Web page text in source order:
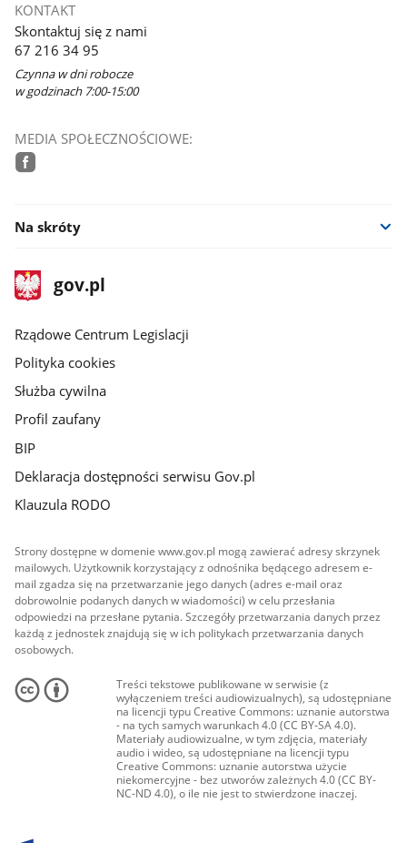
KONTAKT
Skontaktuj się z nami
67 216 34 95
Czynna w dni robocze
w godzinach 7:00-15:00
MEDIA SPOŁECZNOŚCIOWE:
Na skróty
stopka
gov.plStrona
gov.pl
Rządowe Centrum Legislacji
Polityka cookies
Służba cywilna
Profil zaufany
BIP
Deklaracja dostępności serwisu Gov.pl
Klauzula RODO
Strony dostępne w domenie www.gov.pl mogą zawierać adresy skrzynek
mailowych. Użytkownik korzystający z odnośnika będącego adresem e-
mail zgadza się na przetwarzanie jego danych (adres e-mail oraz
dobrowolnie podanych danych w wiadomości) w celu przesłania
odpowiedzi na przesłane pytania. Szczegóły przetwarzania danych przez
każdą z jednostek znajdują się w ich politykach przetwarzania danych
osobowych.
Treści tekstowe publikowane w serwisie (z
wyłączeniem treści audiowizualnych), są udostępniane
na licencji typu Creative Commons: uznanie autorstwa
- na tych samych warunkach 4.0 (CC BY-SA 4.0).
Materiały audiowizualne, w tym zdjęcia, materiały
audio i wideo, są udostępniane na licencji typu
Creative Commons: uznanie autorstwa użycie
niekomercyjne - bez utworów zależnych 4.0 (CC BY-
NC-ND 4.0), o ile nie jest to stwierdzone inaczej.